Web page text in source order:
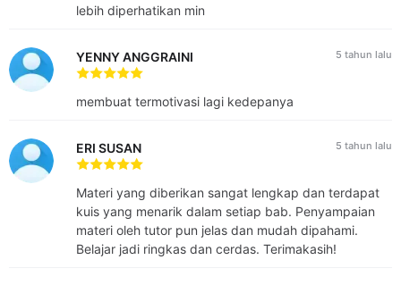
lebih diperhatikan min
YENNY ANGGRAINI 5 tahun lalu
membuat termotivasi lagi kedepanya
ERI SUSAN 5 tahun lalu
Materi yang diberikan sangat lengkap dan terdapat
kuis yang menarik dalam setiap bab. Penyampaian
materi oleh tutor pun jelas dan mudah dipahami.
Belajar jadi ringkas dan cerdas. Terimakasih!